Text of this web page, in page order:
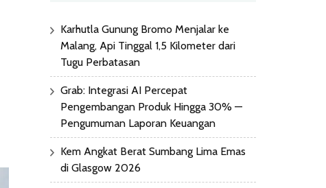
Karhutla Gunung Bromo Menjalar ke
Malang, Api Tinggal 1,5 Kilometer dari
Tugu Perbatasan
Grab: Integrasi AI Percepat
Pengembangan Produk Hingga 30% —
Pengumuman Laporan Keuangan
Kem Angkat Berat Sumbang Lima Emas
di Glasgow 2026